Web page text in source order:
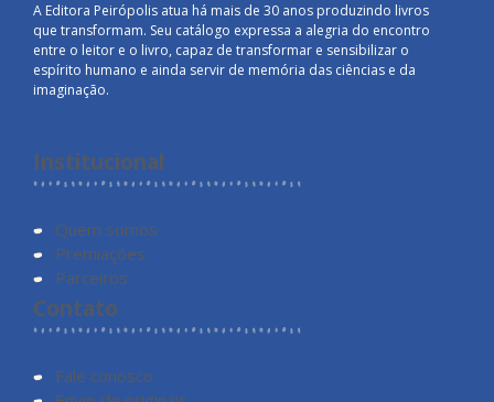
A Editora Peirópolis atua há mais de 30 anos produzindo livros
que transformam. Seu catálogo expressa a alegria do encontro
entre o leitor e o livro, capaz de transformar e sensibilizar o
espírito humano e ainda servir de memória das ciências e da
imaginação.
Institucional
Quem somos
Premiações
Parceiros
Contato
Fale conosco